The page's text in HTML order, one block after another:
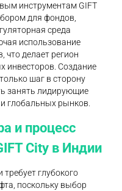
инструментам GIFT
для фондов,
среда
использование
что делает регион
инвесторов. Создание
шаг в сторону
занять лидирующие
глобальных рынков.
и процесс
City в Индии
глубокого
поскольку выбор